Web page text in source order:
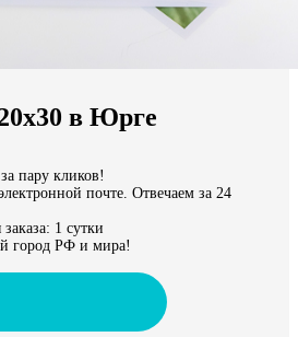
миру
в Юрге
пару кликов!
почте. Отвечаем за 24
1 сутки
город РФ и мира!